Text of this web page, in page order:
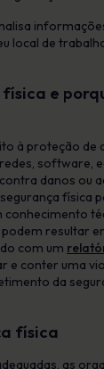
local de
e
à proteção de
software,
danos ou
física
conhecimento
resultar
com um
e conter uma
da
física
as